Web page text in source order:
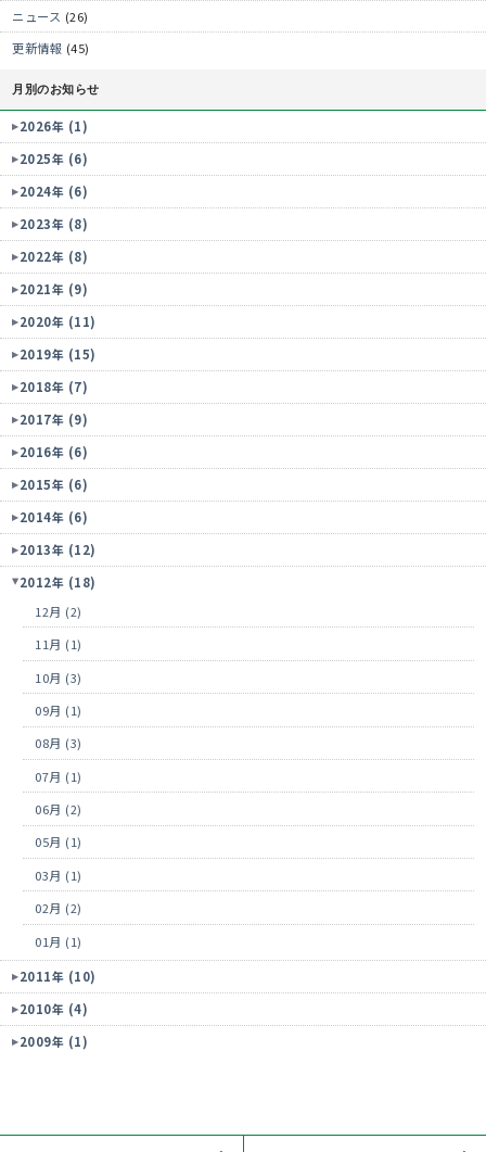
ニュース (26)
更新情報 (45)
月別のお知らせ
2026年 (1)
2025年 (6)
2024年 (6)
2023年 (8)
2022年 (8)
2021年 (9)
2020年 (11)
2019年 (15)
2018年 (7)
2017年 (9)
2016年 (6)
2015年 (6)
2014年 (6)
2013年 (12)
2012年 (18)
12月 (2)
11月 (1)
10月 (3)
09月 (1)
08月 (3)
07月 (1)
06月 (2)
05月 (1)
03月 (1)
02月 (2)
01月 (1)
2011年 (10)
2010年 (4)
2009年 (1)